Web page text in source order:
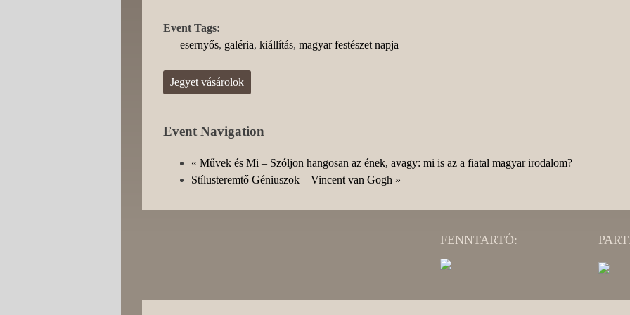
Event Tags:
esernyős, galéria, kiállítás, magyar festészet napja
Jegyet vásárolok
Event Navigation
« Művek és Mi – Szóljon hangosan az ének, avagy: mi is az a fiatal magyar irodalom?
Stílusteremtő Géniuszok – Vincent van Gogh »
FENNTARTÓ: